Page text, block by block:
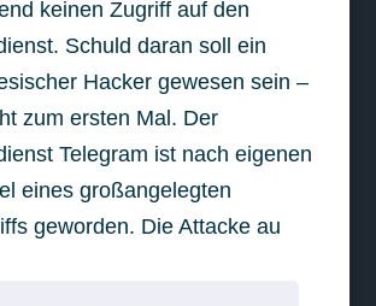
keinen Zugriff auf den
Schuld daran soll ein
Hacker gewesen sein –
zum ersten Mal. Der
Telegram ist nach eigenen
eines großangelegten
geworden. Die Attacke au